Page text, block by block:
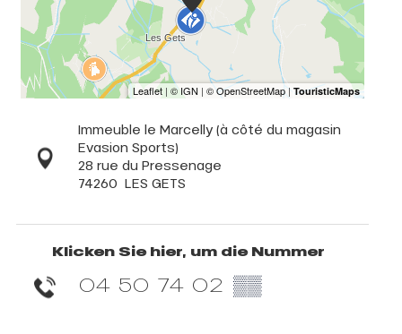
Immeuble le Marcelly (à côté du magasin
Evasion Sports)
28 rue du Pressenage
74260 LES GETS
Klicken Sie hier, um die Nummer
04 50 74 02 ▒▒